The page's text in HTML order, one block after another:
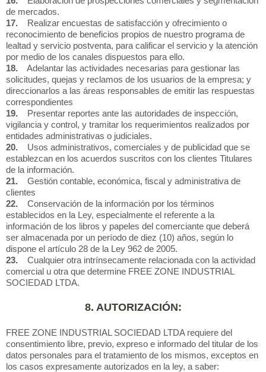
de mercados.
17. Realizar encuestas de satisfacción y ofrecimiento o
reconocimiento de beneficios propios de nuestro programa de
lealtad y servicio postventa, para calificar el servicio y la atención
por medio de los canales dispuestos para ello.
18. Adelantar las actividades necesarias para gestionar las
solicitudes, quejas y reclamos de los usuarios de la empresa; y
direccionarlos a las áreas responsables de emitir las respuestas
correspondientes
19. Presentar reportes ante las autoridades de inspección,
vigilancia y control, y tramitar los requerimientos realizados por
entidades administrativas o judiciales.
20. Usos administrativos, comerciales y de publicidad que se
establezcan en los acuerdos suscritos con los clientes Titulares
de la información.
21. Gestión contable, económica, fiscal y administrativa de
clientes
22.
Conservación de la información por los términos
establecidos en la Ley, especialmente el referente a la
información de los libros y papeles del comerciante que deberá
ser almacenada por un período de diez (10) años, según lo
dispone el artículo 28 de la Ley 962 de 2005.
23. Cualquier otra intrínsecamente relacionada con la actividad
comercial u otra que determine FREE ZONE INDUSTRIAL
SOCIEDAD LTDA.
8. AUTORIZACIÓN:
FREE ZONE INDUSTRIAL SOCIEDAD LTDA requiere del
consentimiento libre, previo, expreso e informado del titular de los
datos personales para el tratamiento de los mismos, exceptos en
los casos expresamente autorizados en la ley, a saber: